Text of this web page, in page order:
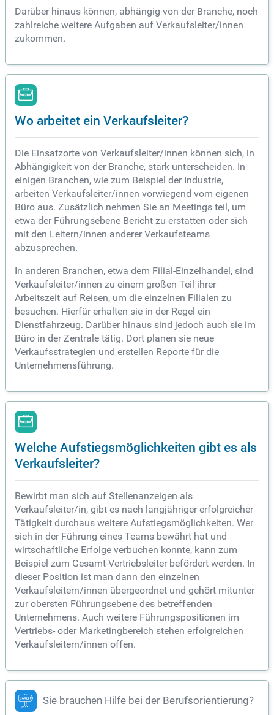
Darüber hinaus können, abhängig von der Branche, noch
zahlreiche weitere Aufgaben auf Verkaufsleiter/innen
zukommen.
Wo arbeitet ein Verkaufsleiter?
Die Einsatzorte von Verkaufsleiter/innen können sich, in
Abhängigkeit von der Branche, stark unterscheiden. In
einigen Branchen, wie zum Beispiel der Industrie,
arbeiten Verkaufsleiter/innen vorwiegend vom eigenen
Büro aus. Zusätzlich nehmen Sie an Meetings teil, um
etwa der Führungsebene Bericht zu erstatten oder sich
mit den Leitern/innen anderer Verkaufsteams
abzusprechen.
In anderen Branchen, etwa dem Filial-Einzelhandel, sind
Verkaufsleiter/innen zu einem großen Teil ihrer
Arbeitszeit auf Reisen, um die einzelnen Filialen zu
besuchen. Hierfür erhalten sie in der Regel ein
Dienstfahrzeug. Darüber hinaus sind jedoch auch sie im
Büro in der Zentrale tätig. Dort planen sie neue
Verkaufsstrategien und erstellen Reporte für die
Unternehmensführung.
Welche Aufstiegsmöglichkeiten gibt es als
Verkaufsleiter?
Bewirbt man sich auf Stellenanzeigen als
Verkaufsleiter/in, gibt es nach langjähriger erfolgreicher
Tätigkeit durchaus weitere Aufstiegsmöglichkeiten. Wer
sich in der Führung eines Teams bewährt hat und
wirtschaftliche Erfolge verbuchen konnte, kann zum
Beispiel zum Gesamt-Vertriebsleiter befördert werden. In
dieser Position ist man dann den einzelnen
Verkaufsleitern/innen übergeordnet und gehört mitunter
zur obersten Führungsebene des betreffenden
Unternehmens. Auch weitere Führungspositionen im
Vertriebs- oder Marketingbereich stehen erfolgreichen
Verkaufsleitern/innen offen.
Sie brauchen Hilfe bei der Berufsorientierung?